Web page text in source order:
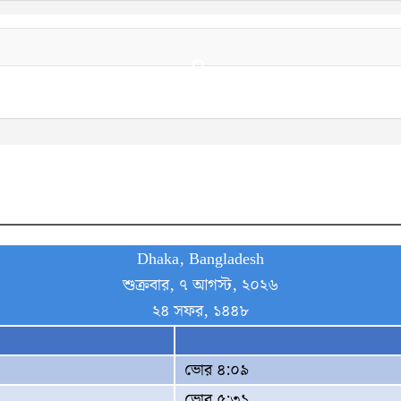
Dhaka, Bangladesh
শুক্রবার, ৭ আগস্ট, ২০২৬
২৪ সফর, ১৪৪৮
ভোর ৪:০৯